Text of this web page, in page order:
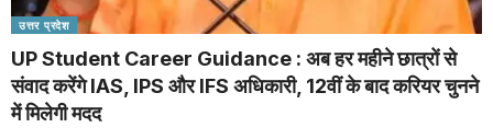
उत्तर प्रदेश
UP Student Career Guidance : अब हर महीने छात्रों से
संवाद करेंगे IAS, IPS और IFS अधिकारी, 12वीं के बाद करियर चुनने
में मिलेगी मदद